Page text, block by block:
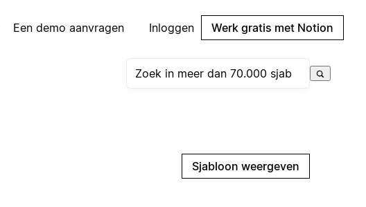
Een demo aanvragen Inloggen Werk gratis met Notion
Sjabloon weergeven